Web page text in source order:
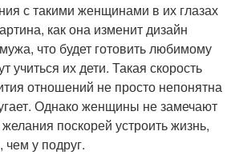
с такими женщинами в их глазах
как она изменит дизайн
что будет готовить любимому
учиться их дети. Такая скорость
отношений не просто непонятна
Однако женщины не замечают
поскорей устроить жизнь,
у подруг.